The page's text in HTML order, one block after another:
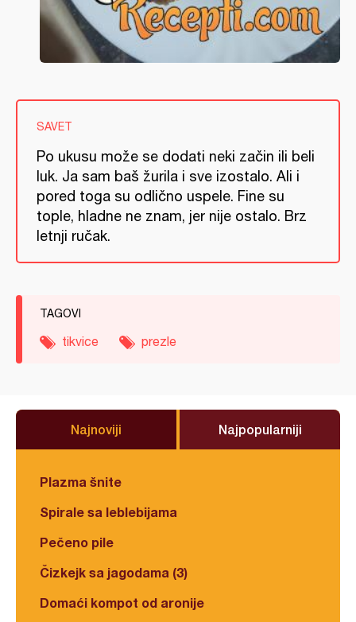
SAVET
Po ukusu može se dodati neki začin ili beli
luk. Ja sam baš žurila i sve izostalo. Ali i
pored toga su odlično uspele. Fine su
tople, hladne ne znam, jer nije ostalo. Brz
letnji ručak.
TAGOVI
tikvice prezle
Najnoviji Najpopularniji
Plazma šnite
Spirale sa leblebijama
Pečeno pile
Čizkejk sa jagodama (3)
Domaći kompot od aronije